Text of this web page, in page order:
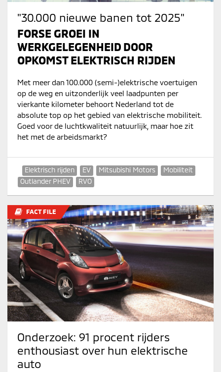
"30.000 nieuwe banen tot 2025"
FORSE GROEI IN
WERKGELEGENHEID DOOR
OPKOMST ELEKTRISCH RIJDEN
Met meer dan 100.000 (semi-)elektrische voertuigen
op de weg en uitzonderlijk veel laadpunten per
vierkante kilometer behoort Nederland tot de
absolute top op het gebied van elektrische mobiliteit.
Goed voor de luchtkwaliteit natuurlijk, maar hoe zit
het met de arbeidsmarkt?
Elektrisch rijden EV Mitsubishi Motors
Mobiliteit
Outlander PHEV
RVO
FACT FILE
Onderzoek: 91 procent rijders
enthousiast over hun elektrische
auto